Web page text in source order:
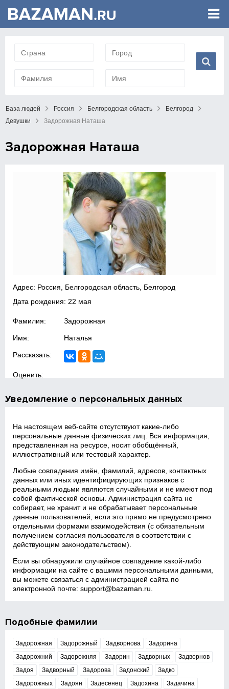
База людей Россия Белгородская область
Белгород
Девушки
Задорожная Наташа
Задорожная Наташа
Адрес: Россия, Белгородская область, Белгород
Дата рождения: 22 мая
Фамилия: Задорожная
Имя: Наталья
Рассказать:
Оценить:
Уведомление о персональных данных
На настоящем веб‑сайте отсутствуют какие‑либо
персональные данные физических лиц. Вся информация,
представленная на ресурсе, носит обобщённый,
иллюстративный или тестовый характер.
Любые совпадения имён, фамилий, адресов, контактных
данных или иных идентифицирующих признаков с
реальными людьми являются случайными и не имеют под
собой фактической основы. Администрация сайта не
собирает, не хранит и не обрабатывает персональные
данные пользователей, если это прямо не предусмотрено
отдельными формами взаимодействия (с обязательным
получением согласия пользователя в соответствии с
действующим законодательством).
Если вы обнаружили случайное совпадение какой‑либо
информации на сайте с вашими персональными данными,
вы можете связаться с администрацией сайта по
электронной почте:support@bazaman.ru
Подобные фамилии
Задорожная Задорожный Задворнова
Задорина
Задорожний
Задорожняя Задорин Задворных
Задворнов
Задоя
Задворный Задорова Задонский
Задко
Задорожных
Задоян Задесенец Задохина Задачина